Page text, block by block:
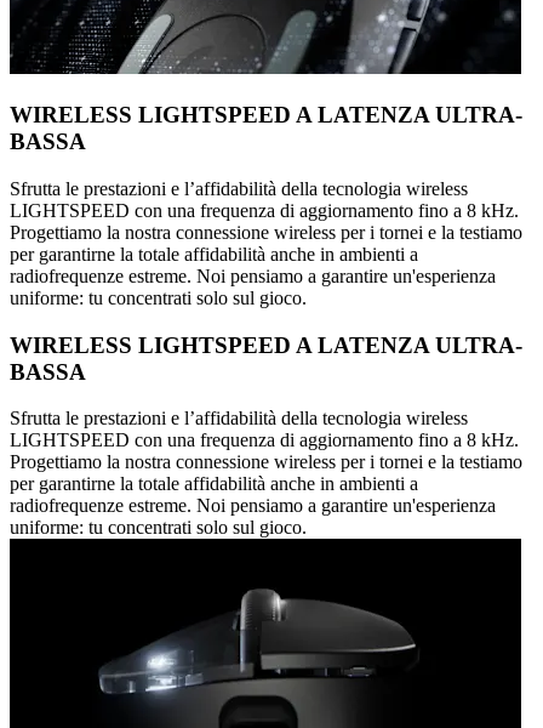
WIRELESS LIGHTSPEED A LATENZA ULTRA-
BASSA
Sfrutta le prestazioni e l’affidabilità della tecnologia wireless
LIGHTSPEED con una frequenza di aggiornamento fino a 8 kHz.
Progettiamo la nostra connessione wireless per i tornei e la testiamo
per garantirne la totale affidabilità anche in ambienti a
radiofrequenze estreme. Noi pensiamo a garantire un'esperienza
uniforme: tu concentrati solo sul gioco.
WIRELESS LIGHTSPEED A LATENZA ULTRA-
BASSA
Sfrutta le prestazioni e l’affidabilità della tecnologia wireless
LIGHTSPEED con una frequenza di aggiornamento fino a 8 kHz.
Progettiamo la nostra connessione wireless per i tornei e la testiamo
per garantirne la totale affidabilità anche in ambienti a
radiofrequenze estreme. Noi pensiamo a garantire un'esperienza
uniforme: tu concentrati solo sul gioco.